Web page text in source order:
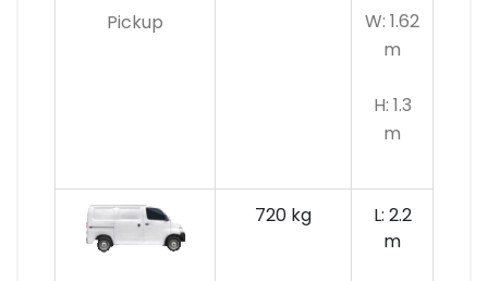
Pickup
W: 1.62
m
H: 1.3
m
720 kg
L: 2.2
m